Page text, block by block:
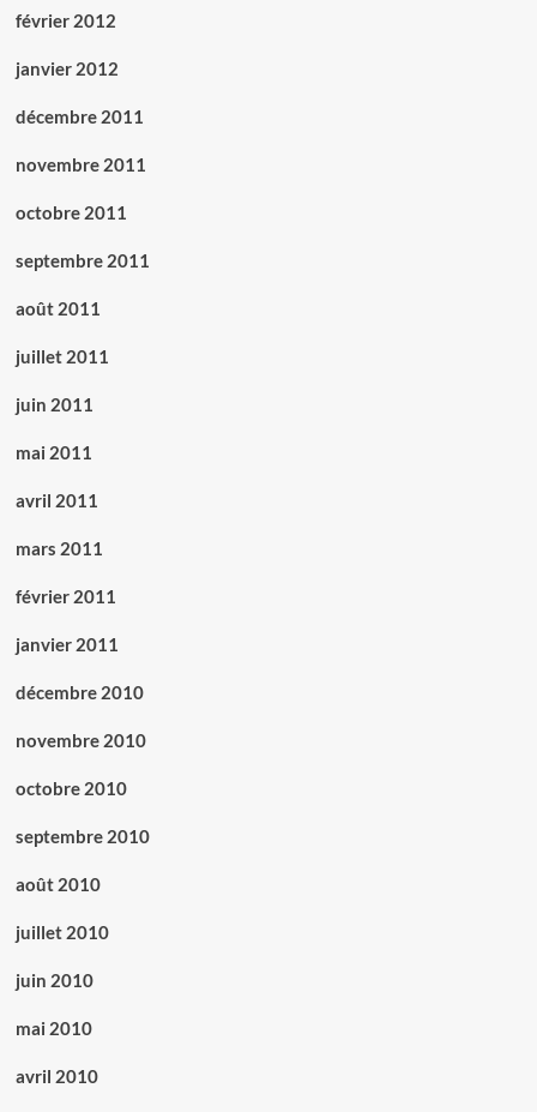
février 2012
janvier 2012
décembre 2011
novembre 2011
octobre 2011
septembre 2011
août 2011
juillet 2011
juin 2011
mai 2011
avril 2011
mars 2011
février 2011
janvier 2011
décembre 2010
novembre 2010
octobre 2010
septembre 2010
août 2010
juillet 2010
juin 2010
mai 2010
avril 2010